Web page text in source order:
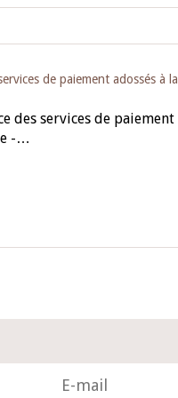
de paiement adossés à la
des services de paiement
-…